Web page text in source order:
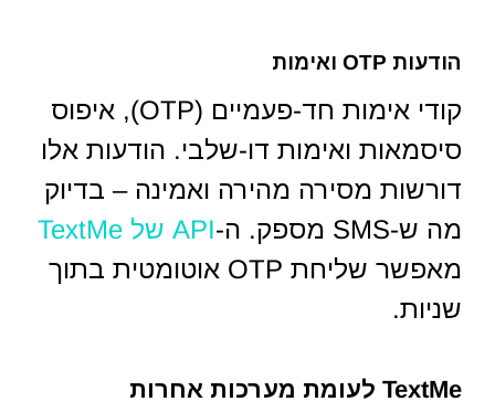
הודעות OTP ואימות
קודי אימות חד-פעמיים (OTP), איפוס
סיסמאות ואימות דו-שלבי. הודעות אלו
דורשות מסירה מהירה ואמינה – בדיוק
מה ש-SMS מספק. ה-
API של TextMe
מאפשר שליחת OTP אוטומטית בתוך
שניות.
TextMe לעומת מערכות אחרות